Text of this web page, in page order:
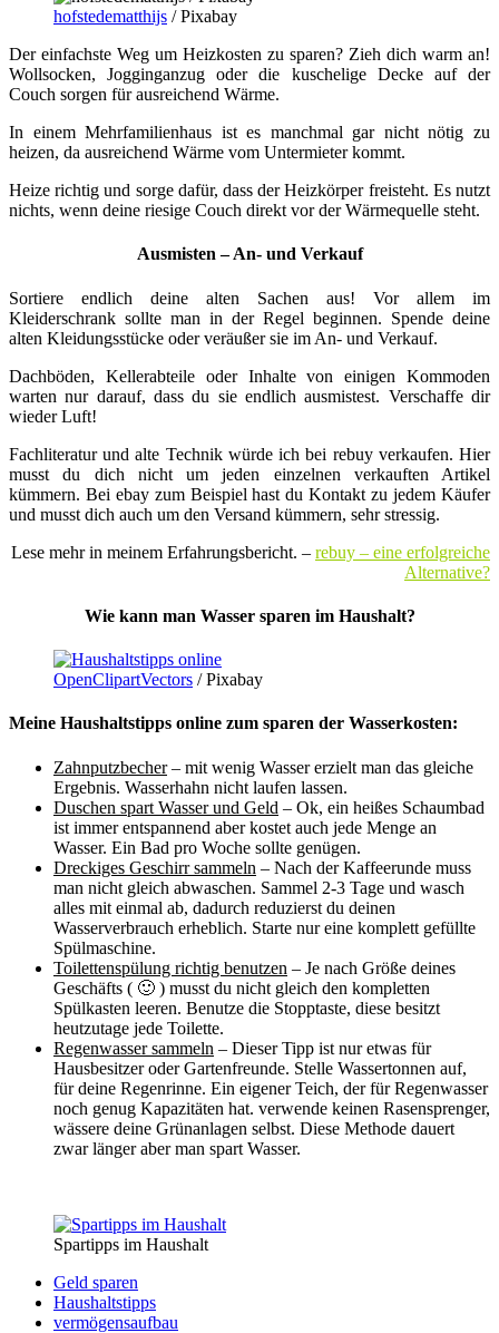
hofstedematthijs / Pixabay
Der einfachste Weg um Heizkosten zu sparen? Zieh dich warm an!
Wollsocken, Jogginganzug oder die kuschelige Decke auf der
Couch sorgen für ausreichend Wärme.
In einem Mehrfamilienhaus ist es manchmal gar nicht nötig zu
heizen, da ausreichend Wärme vom Untermieter kommt.
Heize richtig und sorge dafür, dass der Heizkörper freisteht. Es nutzt
nichts, wenn deine riesige Couch direkt vor der Wärmequelle steht.
Ausmisten – An- und Verkauf
Sortiere endlich deine alten Sachen aus! Vor allem im
Kleiderschrank sollte man in der Regel beginnen. Spende deine
alten Kleidungsstücke oder veräußer sie im An- und Verkauf.
Dachböden, Kellerabteile oder Inhalte von einigen Kommoden
warten nur darauf, dass du sie endlich ausmistest. Verschaffe dir
wieder Luft!
Fachliteratur und alte Technik würde ich bei rebuy verkaufen. Hier
musst du dich nicht um jeden einzelnen verkauften Artikel
kümmern. Bei ebay zum Beispiel hast du Kontakt zu jedem Käufer
und musst dich auch um den Versand kümmern, sehr stressig.
Lese mehr in meinem Erfahrungsbericht. – rebuy – eine erfolgreiche
Alternative?
Wie kann man Wasser sparen im Haushalt?
OpenClipartVectors / Pixabay
Meine Haushaltstipps online zum sparen der Wasserkosten:
Zahnputzbecher– mit wenig Wasser erzielt man das gleiche
Ergebnis. Wasserhahn nicht laufen lassen.
Duschen spart Wasser und Geld – Ok, ein heißes Schaumbad
ist immer entspannend aber kostet auch jede Menge an
Wasser. Ein Bad pro Woche sollte genügen.
Dreckiges Geschirr sammeln – Nach der Kaffeerunde muss
man nicht gleich abwaschen. Sammel 2-3 Tage und wasch
alles mit einmal ab, dadurch reduzierst du deinen
Wasserverbrauch erheblich. Starte nur eine komplett gefüllte
Spülmaschine.
Toilettenspülung richtig benutzen – Je nach Größe deines
Geschäfts ( 🙂 ) musst du nicht gleich den kompletten
Spülkasten leeren. Benutze die Stopptaste, diese besitzt
heutzutage jede Toilette.
Regenwasser sammeln – Dieser Tipp ist nur etwas für
Hausbesitzer oder Gartenfreunde. Stelle Wassertonnen auf,
für deine Regenrinne. Ein eigener Teich, der für Regenwasser
noch genug Kapazitäten hat. verwende keinen Rasensprenger,
wässere deine Grünanlagen selbst. Diese Methode dauert
zwar länger aber man spart Wasser.
Spartipps im Haushalt
Geld sparen
Haushaltstipps
vermögensaufbau